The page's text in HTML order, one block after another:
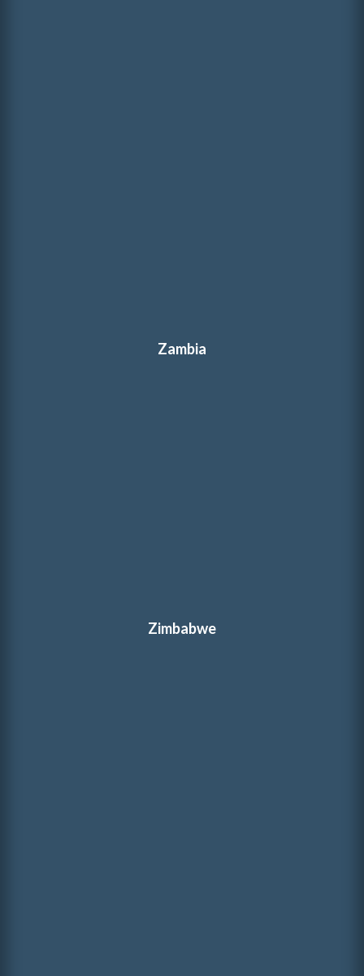
Zambia
Zimbabwe